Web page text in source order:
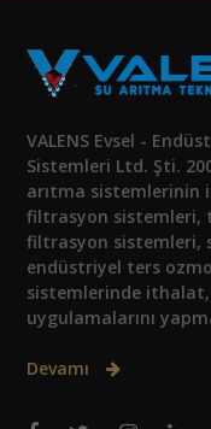
VALENS Evsel -
Sistemleri Ltd. Şti.
arıtma sistemlerinin
filtrasyon
filtrasyon sistemleri,
endüstriyel ters
sistemlerinde
uygulamalarını
Devamı